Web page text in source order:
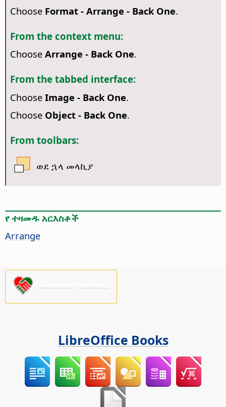
Choose Format - Arrange - Back One.
From the context menu:
Choose Arrange - Back One.
From the tabbed interface:
Choose Image - Back One.
Choose Object - Back One.
From toolbars:
ወደ ኋላ መላኪያ
የ ተዛመዱ አርእስቶች
Arrange
LibreOffice Books